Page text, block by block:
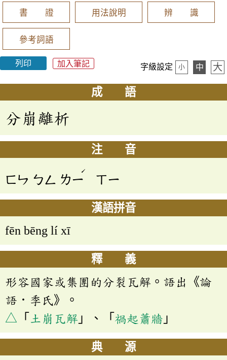
書 證 用法說明 辨 識
參考詞語
列印 加入筆記 字級設定 小 中 大
成 語
分崩離析
注 音
ㄈㄣ ㄅㄥ ㄌㄧ
ˊ
ㄒㄧ
漢語拼音
fēn bēng lí xī
釋 義
形容國家或集團的分裂瓦解。語出《論
語．季氏》。
△ 「 土崩瓦解 」、「 禍起蕭牆 」
典 源